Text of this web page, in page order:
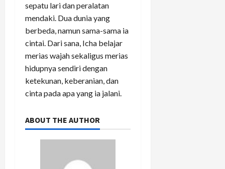
sepatu lari dan peralatan
mendaki. Dua dunia yang
berbeda, namun sama-sama ia
cintai. Dari sana, Icha belajar
merias wajah sekaligus merias
hidupnya sendiri dengan
ketekunan, keberanian, dan
cinta pada apa yang ia jalani.
ABOUT THE AUTHOR